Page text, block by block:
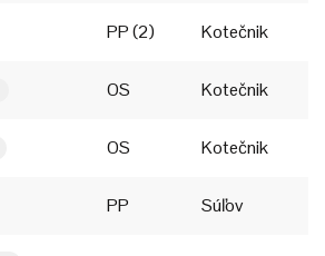
PP (2) Kotečnik
OS Kotečnik
OS Kotečnik
PP Súľov